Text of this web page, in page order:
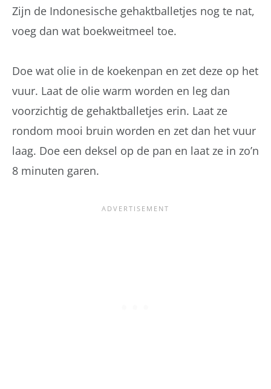
Zijn de Indonesische gehaktballetjes nog te nat,
voeg dan wat boekweitmeel toe.
Doe wat olie in de koekenpan en zet deze op het
vuur. Laat de olie warm worden en leg dan
voorzichtig de gehaktballetjes erin. Laat ze
rondom mooi bruin worden en zet dan het vuur
laag. Doe een deksel op de pan en laat ze in zo’n
8 minuten garen.